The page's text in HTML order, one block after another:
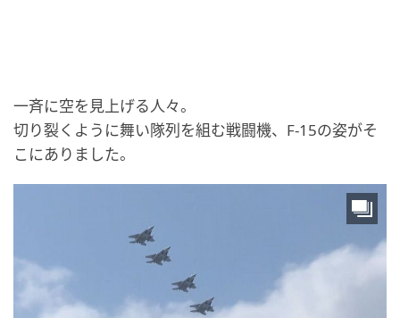
一斉に空を見上げる人々。
切り裂くように舞い隊列を組む戦闘機、F-15の姿がそ
こにありました。